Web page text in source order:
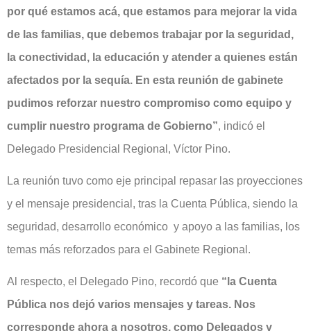
por qué estamos acá, que estamos para mejorar la vida
de las familias, que debemos trabajar por la seguridad,
la conectividad, la educación y atender a quienes están
afectados por la sequía. En esta reunión de gabinete
pudimos reforzar nuestro compromiso como equipo y
cumplir nuestro programa de Gobierno”, indicó el
Delegado Presidencial Regional, Víctor Pino.
La reunión tuvo como eje principal repasar las proyecciones
y el mensaje presidencial, tras la Cuenta Pública, siendo la
seguridad, desarrollo económico y apoyo a las familias, los
temas más reforzados para el Gabinete Regional.
Al respecto, el Delegado Pino, recordó que “la Cuenta
Pública nos dejó varios mensajes y tareas. Nos
corresponde ahora a nosotros, como Delegados y